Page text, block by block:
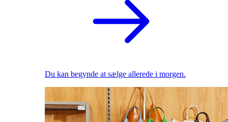
Du kan begynde at sælge allerede i morgen.